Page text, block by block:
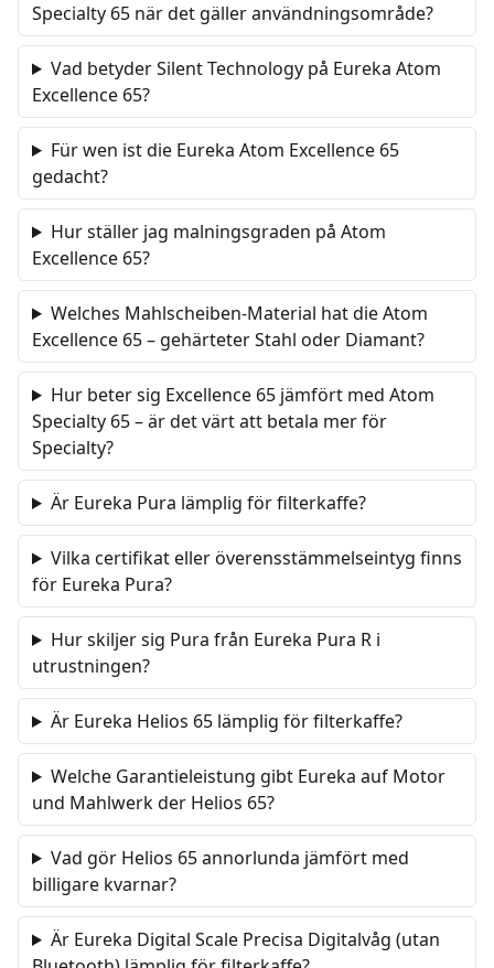
Specialty 65 när det gäller användningsområde?
Vad betyder Silent Technology på Eureka Atom
Excellence 65?
Für wen ist die Eureka Atom Excellence 65
gedacht?
Hur ställer jag malningsgraden på Atom
Excellence 65?
Welches Mahlscheiben-Material hat die Atom
Excellence 65 – gehärteter Stahl oder Diamant?
Hur beter sig Excellence 65 jämfört med Atom
Specialty 65 – är det värt att betala mer för
Specialty?
Är Eureka Pura lämplig för filterkaffe?
Vilka certifikat eller överensstämmelseintyg finns
för Eureka Pura?
Hur skiljer sig Pura från Eureka Pura R i
utrustningen?
Är Eureka Helios 65 lämplig för filterkaffe?
Welche Garantieleistung gibt Eureka auf Motor
und Mahlwerk der Helios 65?
Vad gör Helios 65 annorlunda jämfört med
billigare kvarnar?
Är Eureka Digital Scale Precisa Digitalvåg (utan